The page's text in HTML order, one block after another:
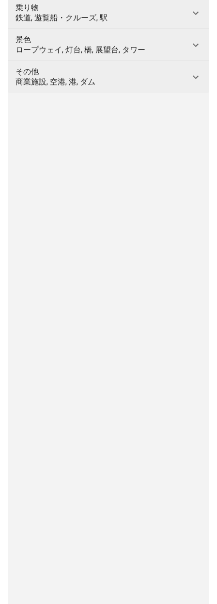
乗り物
鉄道, 遊覧船・クルーズ, 駅
景色
ロープウェイ, 灯台, 橋, 展望台, タワー
その他
商業施設, 空港, 港, ダム